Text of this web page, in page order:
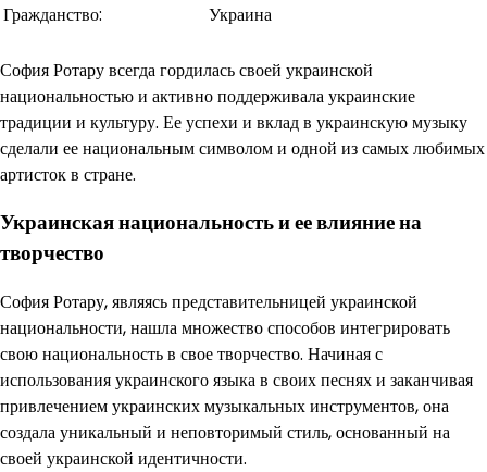
Гражданство:
Украина
София Ротару всегда гордилась своей украинской
национальностью и активно поддерживала украинские
традиции и культуру. Ее успехи и вклад в украинскую музыку
сделали ее национальным символом и одной из самых любимых
артисток в стране.
Украинская национальность и ее влияние на
творчество
София Ротару, являясь представительницей украинской
национальности, нашла множество способов интегрировать
свою национальность в свое творчество. Начиная с
использования украинского языка в своих песнях и заканчивая
привлечением украинских музыкальных инструментов, она
создала уникальный и неповторимый стиль, основанный на
своей украинской идентичности.